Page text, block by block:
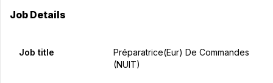
Job Details
Job title
Préparatrice(eur) De Commandes
(NUIT)